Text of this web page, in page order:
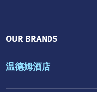
OUR BRANDS
温德姆酒店